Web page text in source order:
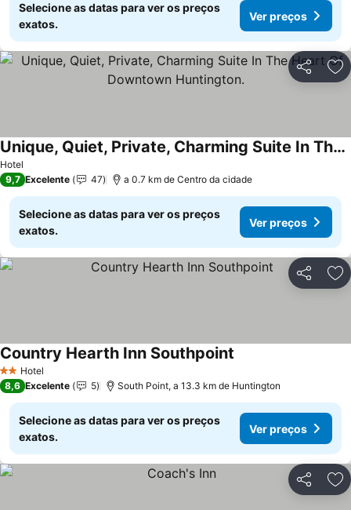
Selecione as datas para ver os preços
exatos.
Ver preços
Partilhar
Hotel
Unique, Quiet, Private, Charming Suite In The Heart Of Downtown Huntington.
Ver preços
9,7 Excelente 47 a 0.7 km de Centro da cidade
Selecione as datas para ver os preços
exatos.
Ver preços
Partilhar
2 Estrelas
Hotel
Country Hearth Inn Southpoint
8,6 Excelente 5 South Point, a 13.3 km de Huntington
Selecione as datas para ver os preços
exatos.
Ver preços
Partilhar